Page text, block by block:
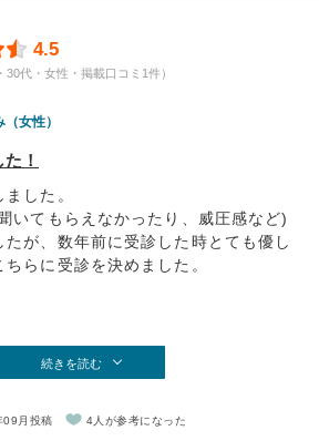
4.5
30代・女性・掲載口コミ1件）
女性）
！
した。
いてもらえなかったり、威圧感など)
が、数年前に受診した時とても優し
らに受診を決めました。
続きを読む
月投稿 4人が参考になった